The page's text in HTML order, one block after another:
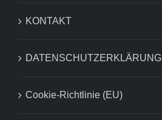
KONTAKT
DATENSCHUTZERKLÄRUNG
Cookie-Richtlinie (EU)